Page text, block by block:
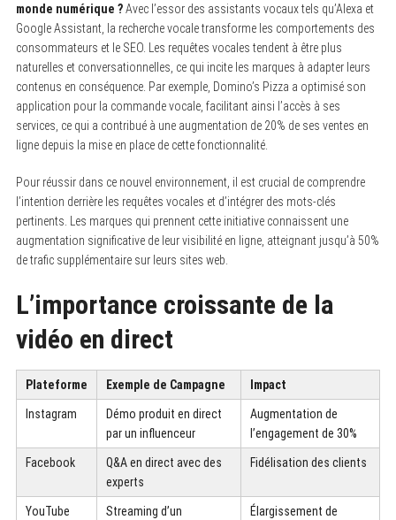
monde numérique ?Avec l’essor des assistants vocaux tels qu’Alexa et
Google Assistant, la recherche vocale transforme les comportements des
consommateurs et le SEO. Les requêtes vocales tendent à être plus
naturelles et conversationnelles, ce qui incite les marques à adapter leurs
contenus en conséquence. Par exemple, Domino’s Pizza a optimisé son
application pour la commande vocale, facilitant ainsi l’accès à ses
services, ce qui a contribué à une augmentation de 20% de ses ventes en
ligne depuis la mise en place de cette fonctionnalité.
Pour réussir dans ce nouvel environnement, il est crucial de comprendre
l’intention derrière les requêtes vocales et d’intégrer des mots-clés
pertinents. Les marques qui prennent cette initiative connaissent une
augmentation significative de leur visibilité en ligne, atteignant jusqu’à 50%
de trafic supplémentaire sur leurs sites web.
L’importance croissante de la
vidéo en direct
Plateforme Exemple de Campagne Impact
Instagram
Démo produit en direct
par un influenceur
Augmentation de
l’engagement de 30%
Facebook
Q&A en direct avec des
experts
Fidélisation des clients
YouTube
Streaming d’un
Élargissement de